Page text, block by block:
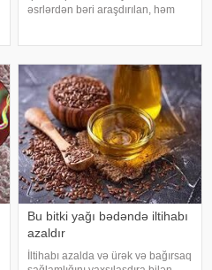
əsrlərdən bəri araşdırılan, həm
rəngarəng yuxular bəzən də
cinsəlikl
Bu bitki yağı bədəndə iltihabı
azaldır
İltihabı azalda və ürək və bağırsaq